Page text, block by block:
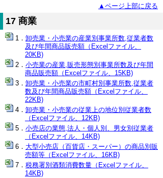
▲ページ上部に戻る
17 商業
卸売業・小売業の産業別事業所数,従業者数
及び年間商品販売額（Excelファイル、
20KB)
小売業の産業,販売形態別事業所数及び年間
商品販売額（Excelファイル、15KB)
卸売業・小売業の市町村別事業所数,従業者
数及び年間商品販売額（Excelファイル、
22KB)
卸売業・小売業の従業上の地位別従業者数
（Excelファイル、12KB)
小売店の業態,法人・個人別、男女別従業者
（Excelファイル、14KB)
大型小売店（百貨店・スーパー）の商品別販
売額等（Excelファイル、16KB)
税務署別酒類消費数量（Excelファイル、
14KB)